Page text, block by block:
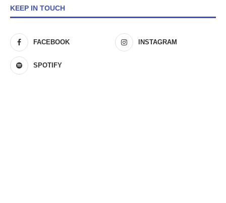
KEEP IN TOUCH
FACEBOOK INSTAGRAM
SPOTIFY